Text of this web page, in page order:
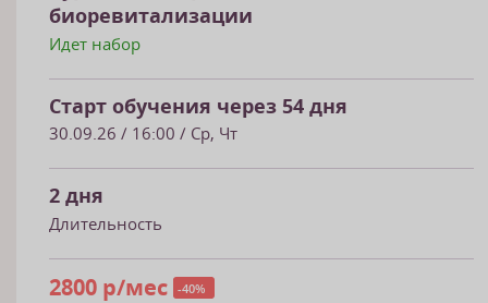
биоревитализации
Идет набор
Старт обучения через 54 дня
30.09.26 / 16:00 / Ср, Чт
2 дня
Длительность
2800 р/мес -40%